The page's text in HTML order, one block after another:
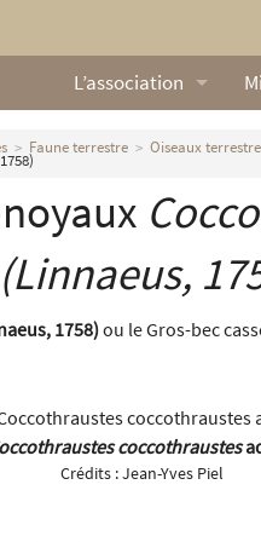
L’association
Qui sommes nous ?
Nos missions
Le Conseil
Nous contacter
Actualités
Faune terrestre Oiseaux
1758)ou le Gros-bec
coccothraustes
Crédits :Jean-Yves Piel